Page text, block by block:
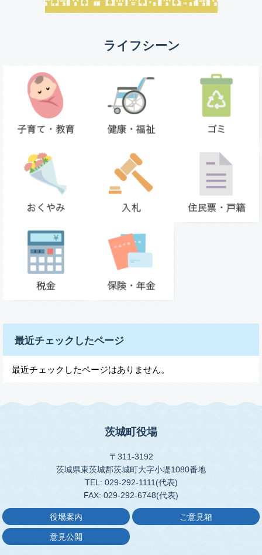
ライフシーン
最近チェックしたページ
最近チェックしたページはありません。
茨城町役場
〒311-3192
茨城県東茨城郡茨城町大字小堤1080番地
TEL: 029-292-1111(代表)
FAX: 029-292-6748(代表)
役場案内 ご意見箱
意見公開